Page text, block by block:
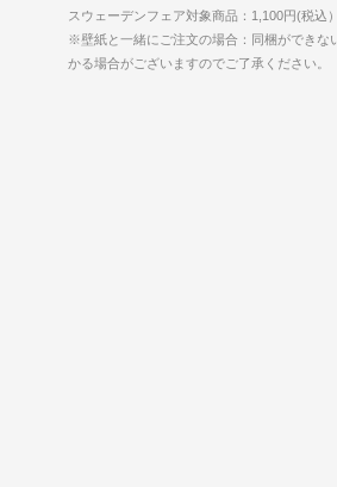
スウェーデンフェア対象商品：1,100円(税込）
※壁紙と一緒にご注文の場合：同梱ができな
かる場合がございますのでご了承ください。